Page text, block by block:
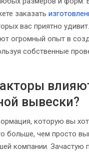
заказать
вас приятно
огромный опыт в
собственные
вывески?
которую вы
больше, чем просто
компании. Зачастую